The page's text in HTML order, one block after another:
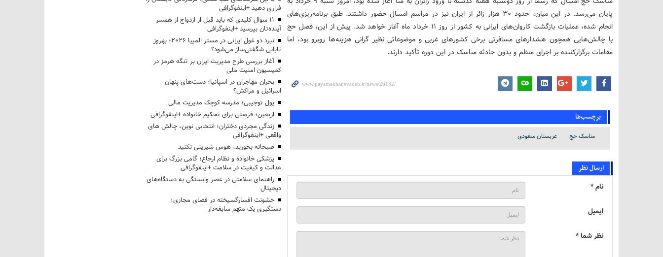
پایان می‌رسد. در این میان، حدود ۳۰ هزار زائر از ایران نیز در مراسم امسال حضور داشتند. طبق برنامه‌ریزی‌های
انجام شده، عملیات بازگشت کاروان‌های ایرانی به کشور از روز ۱۱ خرداد ماه آغاز خواهد شد. پیش از این، فصل حج
با چالش‌هایی همچون هشدارهای مسافرتی برخی کشورهای غربی و موضوعاتی نظیر گرانی هزینه‌ها روبرو بود، اما
مقامات برگزارکننده بر اجرای منظم و بدون حادثه مناسک در این دوره تأکید دارند.
برچسب‌ها
مناسک حج عربستان سعودی
ارسال نظر
نام *
ایمیل
نظر شما *
فراری دهید +اینفوگرافی
۱۱ سوال کلیدی که باید قبل از ازدواج از همسر
آینده‌تان بپرسید +اینفوگرافی
نبرد دو غول ایرانی در مستر المپیا ۲۰۲۶؛ بهروز
تابانی شگفتی‌ساز می‌شود؟
آغاز بررسی طرح مدیریت ایران بر تنگه هرمز در
کمیسیون امنیت ملی
بحران مهاجران در اسپانیا؛ دست‌های پنهان
اسرائیل و مراکش؟
پول توجیبی؛ مدرسه کوچک مدیریت مالی
اربعین؛ فرصتی برای تحکیم خانواده +اینفوگرافی
زندگی مجردی دختران؛ انتخابی نوین، چالش های
واقعی +اینفوگرافی
صبحانه بخورید، هوس شیرینی نکنید
پزشکی خانواده و نظام ارجاع؛ گامی بزرگ برای
عدالت و کیفیت در سلامت +اینفوگرافی
راهنمای سلامتی در عصر وابستگی به دستگاه‌های
دیجیتال
خشونت افسارگسیخته در فضای مجازی؛
دستگیری یک متهم سابقه‌دار